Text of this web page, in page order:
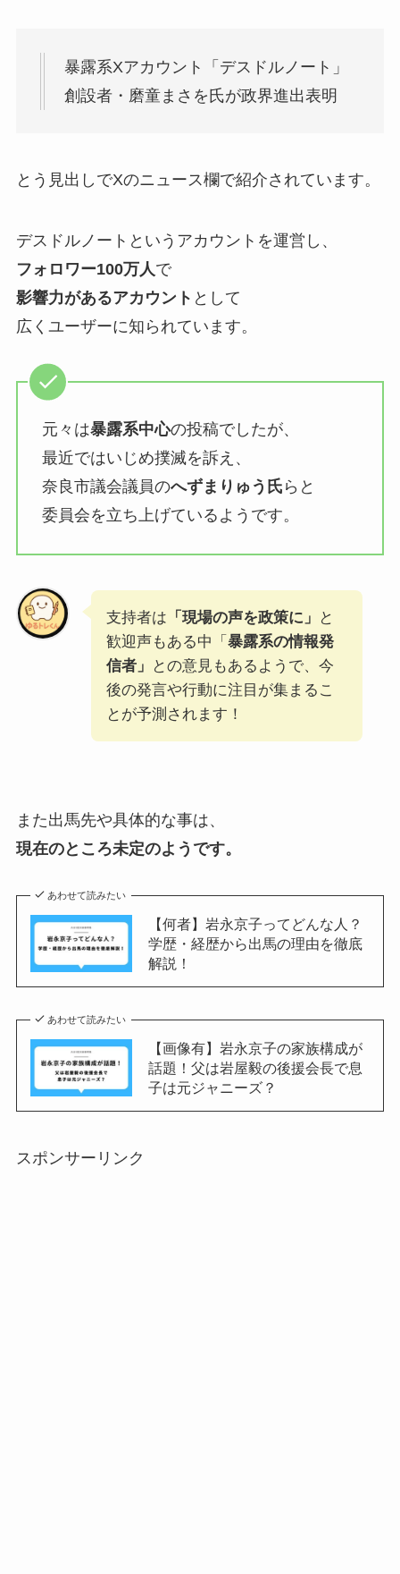
暴露系Xアカウント「デスドルノート」
創設者・磨童まさを氏が政界進出表明
とう見出しでXのニュース欄で紹介されています。
デスドルノートというアカウントを運営し、
フォロワー100万人で
影響力があるアカウント として
広くユーザーに知られています。
元々は暴露系中心の投稿でしたが、
最近ではいじめ撲滅を訴え、
奈良市議会議員のへずまりゅう氏 らと
委員会を立ち上げているようです。
支持者は 「現場の声を政策に」
と
歓迎声もある中「 暴露系の情報発
信者」
との意見もあるようで、今
後の発言や行動に注目が集まるこ
とが予測されます！
また出馬先や具体的な事は、
現在のところ未定のようです。
あわせて読みたい
【何者】岩永京子ってどんな人？
学歴・経歴から出馬の理由を徹底
解説！
あわせて読みたい
【画像有】岩永京子の家族構成が
話題！父は岩屋毅の後援会長で息
子は元ジャニーズ？
スポンサーリンク